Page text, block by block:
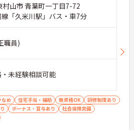
村山市 青葉町一丁目7-72
「久米川駅」バス・車7分
職員)
未経験相談可能
め 住宅手当・補助 無資格OK
研修制度あり
ボーナス・賞与あり
社会保険完備